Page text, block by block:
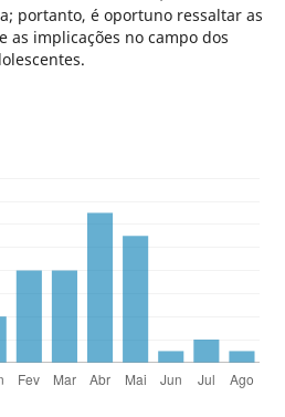
portanto, é oportuno ressaltar as
as implicações no campo dos